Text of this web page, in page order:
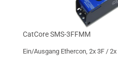
CatCore SMS-3FFMM
Ein/Ausgang Ethercon, 2x 3F /